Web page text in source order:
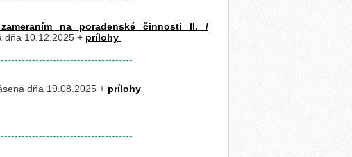
na poradenské činnosti II. /
dňa 10.12.2025 + prílohy
dňa 19.08.2025 + prílohy